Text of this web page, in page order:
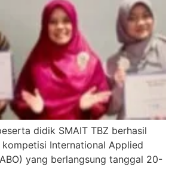
didik SMAIT TBZ berhasil
International Applied
yang berlangsung tanggal 20-